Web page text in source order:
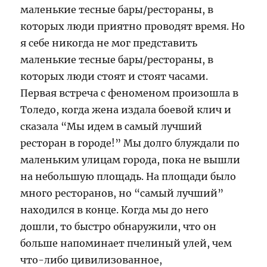
маленькие тесные бары/рестораны, в
которых люди приятно проводят время. Но
я себе никогда не мог представить
маленькие тесные бары/рестораны, в
которых люди стоят и стоят часами.
Первая встреча с феноменом произошла в
Толедо, когда жена издала боевой клич и
сказала “Мы идем в самый лучший
ресторан в городе!” Мы долго блуждали по
маленьким улицам города, пока не вышли
на небольшую площадь. На площади было
много ресторанов, но “самый лучший”
находился в конце. Когда мы до него
дошли, то быстро обнаружили, что он
больше напоминает пчелиный улей, чем
что-либо цивилизованное,